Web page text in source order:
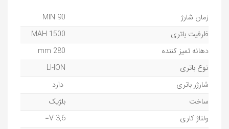
زمان شارژ
90 MIN
ظرفیت باتری
1500 MAH
دهانه تمیز کننده
mm 280
نوع باتری
LI-ION
شارژر باتری
دارد
ساخت
بلژیک
ولتاژ کاری
3,6 V=